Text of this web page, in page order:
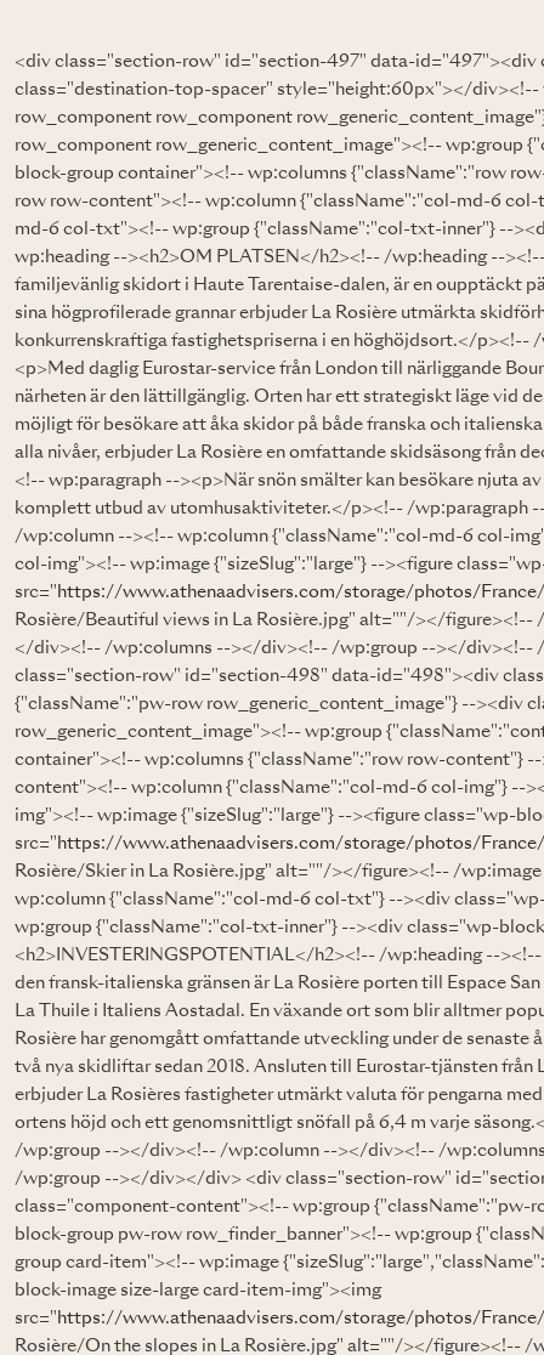
<div class="section-row" id="section-497" data-
class="destination-top-spacer" style="height:60px"></div><!--
row_component row_component
row_component row_generic_content_image"><!-- wp:group
block-group container"><!-- wp:columns {"className":"row
row row-content"><!-- wp:column {"className":"col-md-6
md-6 col-txt"><!-- wp:group {"className":"col-txt-inner"} --
wp:heading --><h2>OM PLATSEN</h2><!-- /wp:heading --
familjevänlig skidort i Haute Tarentaise-dalen, är en oupptäckt
sina högprofilerade grannar erbjuder La Rosière utmärkta
konkurrenskraftiga fastighetspriserna i en höghöjdsort.</p><!--
<p>Med daglig Eurostar-service från London till närliggande
närheten är den lättillgänglig. Orten har ett strategiskt läge vid
möjligt för besökare att åka skidor på både franska och
alla nivåer, erbjuder La Rosière en omfattande skidsäsong från
<!-- wp:paragraph --><p>När snön smälter kan besökare njuta
komplett utbud av utomhusaktiviteter.</p><!-- /
/wp:column --><!-- wp:column {"className":"col-md-6 col-
col-img"><!-- wp:image {"sizeSlug":"large"} --><figure
src=" https://www.athenaadvisers.com/storage/photos/
Rosière/Beautiful views in La Rosière.jpg" alt=""/></
</div><!-- /wp:columns --></div><!-- /wp:group --></div><!--
class="section-row" id="section-498" data-id="498"><div
{"className":"pw-row row_generic_content_image"} --><div
row_generic_content_image"><!-- wp:group
container"><!-- wp:columns {"className":"row row-content"}
content"><!-- wp:column {"className":"col-md-6 col-img"} --
img"><!-- wp:image {"sizeSlug":"large"} --><figure class="wp-
src=" https://www.athenaadvisers.com/storage/photos/
Rosière/Skier in La Rosière.jpg" alt=""/></figure><!-- /
wp:column {"className":"col-md-6 col-txt"} --><div
wp:group {"className":"col-txt-inner"} --><div class="wp-
<h2>INVESTERINGSPOTENTIAL</h2><!-- /wp:heading --
den fransk-italienska gränsen är La Rosière porten till Espace
La Thuile i Italiens Aostadal. En växande ort som blir alltmer
Rosière har genomgått omfattande utveckling under de senaste
två nya skidliftar sedan 2018. Ansluten till Eurostar-tjänsten från
erbjuder La Rosières fastigheter utmärkt valuta för pengarna
ortens höjd och ett genomsnittligt snöfall på 6,4 m varje
/wp:group --></div><!-- /wp:column --></div><!-- /
/wp:group --></div></div> <div class="section-row"
class="component-content"><!-- wp:group {"className":"pw-
block-group pw-row row_finder_banner"><!-- wp:group
group card-item"><!-- wp:image
block-image size-large card-item-img"><img
src=" https://www.athenaadvisers.com/storage/photos/
Rosière/On the slopes in La Rosière.jpg" alt=""/></figure><!-- /